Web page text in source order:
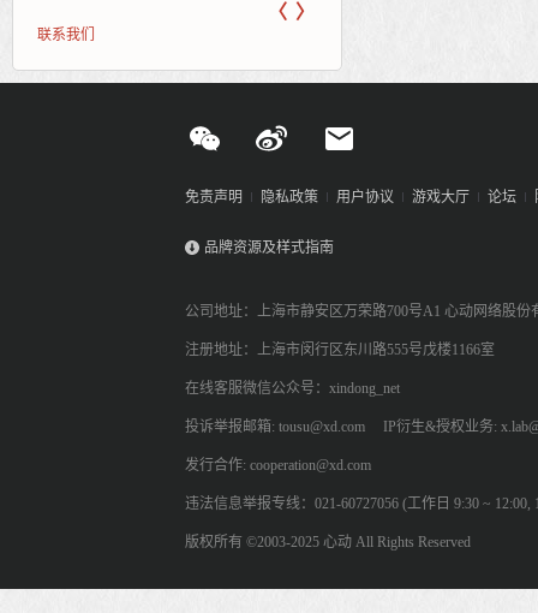
〈 〉
联系我们
免责声明 隐私政策 用户协议 游戏大厅 论坛
品牌资源及样式指南
公司地址：上海市静安区万荣路700号A1 心动网络股份
注册地址：上海市闵行区东川路555号戊楼1166室
在线客服微信公众号：xindong_net
投诉举报邮箱: tousu@xd.com IP衍生&授权业务:
发行合作: cooperation@xd.com
违法信息举报专线：021-60727056 (工作日 9:30 ~ 12:00,
版权所有 ©2003-2025 心动 All Rights Reserved